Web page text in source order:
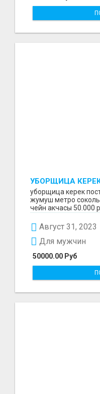
УБОРЩИЦА
ОФИЦИАЛЬНЫЙ
уборщица керек
жумуш метро
чейн акчасы 50.000
Август 31, 2023
50000.00 Руб
Для мужчин